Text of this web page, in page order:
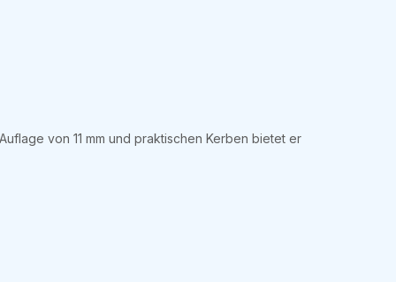
von 11 mm und praktischen Kerben bietet er